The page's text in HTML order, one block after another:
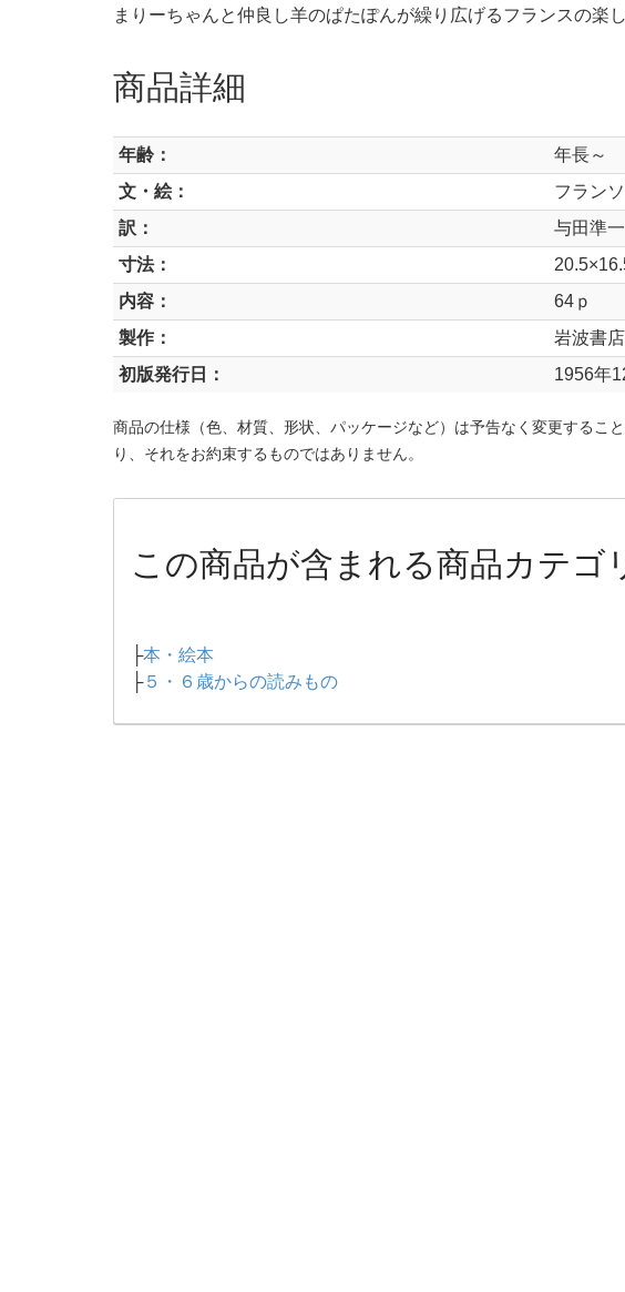
まりーちゃんと仲良し羊のぱたぽんが繰り広げるフランスの楽
商品詳細
年齢：
年長～
文・絵：
フラン
訳：
与田準一
寸法：
内容：
64ｐ
製作：
岩波書店
初版発行日：
1956年
商品の仕様（色、材質、形状、パッケージなど）は予告なく変更するこ
り、それをお約束するものではありません。
この商品が含まれる商品カテゴ
├本・絵本
├５・６歳からの読みもの